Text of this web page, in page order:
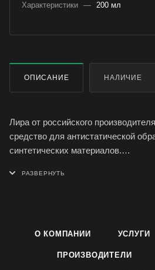
Характеристики — 200 мл
ОПИСАНИЕ НАЛИЧИЕ
Лира от российского
средство для антистатической
синтетических материалов.
антистатические свойства,
О КОМПАНИИ УСЛУГИ
ПРОИЗВОДИТЕЛИ